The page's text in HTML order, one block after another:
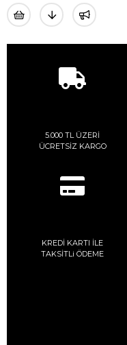
5.000 TL ÜZERİ
ÜCRETSİZ KARGO
KREDİ KARTI İLE
TAKSİTLi ÖDEME